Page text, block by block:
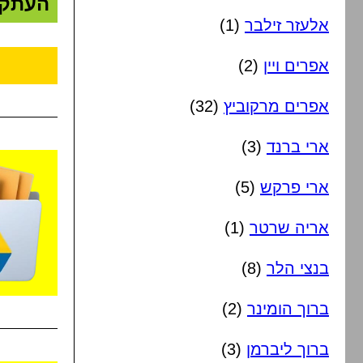
אלעזר זילבר (1)
אפרים ויין (2)
אפרים מרקוביץ (32)
ארי ברנד (3)
ארי פרקש (5)
אריה שרטר (1)
בנצי הלר (8)
ברוך הומינר (2)
ברוך ליברמן (3)